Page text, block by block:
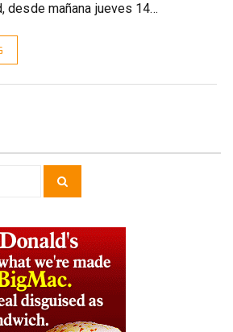
desde mañana jueves 14…